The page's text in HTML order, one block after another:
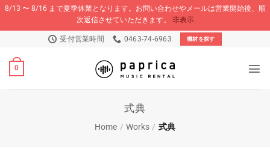
8/13 〜 8/16 まで夏季休業となります。お問い合わせやメールは営業開始後、順
次返信させていただきます。 非表示
content
受付営業時間 0463-74-6963 機材を探す
0
式典
Home / Works / 式典